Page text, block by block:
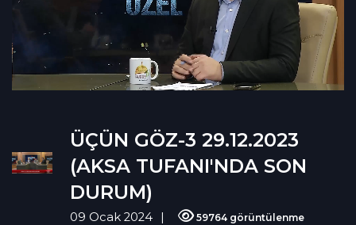
ÜÇÜN GÖZ-3 29.12.2023
(AKSA TUFANI'NDA SON
DURUM)
09 Ocak 2024 59764 görüntülenme